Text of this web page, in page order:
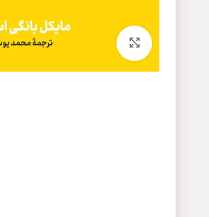
برای بزرگنمایی کلیک کنید